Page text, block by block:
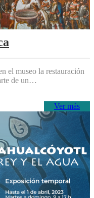
el museo la restauración
de un…
Ver más